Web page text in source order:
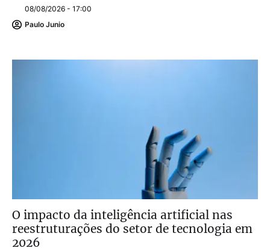
08/08/2026 - 17:00
Paulo Junio
O impacto da inteligência artificial nas
reestruturações do setor de tecnologia em
2026